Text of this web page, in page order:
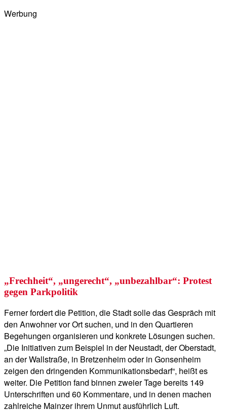
Werbung
„Frechheit“, „ungerecht“, „unbezahlbar“: Protest
gegen Parkpolitik
Ferner fordert die Petition, die Stadt solle das Gespräch mit
den Anwohner vor Ort suchen, und in den Quartieren
Begehungen organisieren und konkrete Lösungen suchen.
„Die Initiativen zum Beispiel in der Neustadt, der Oberstadt,
an der Wallstraße, in Bretzenheim oder in Gonsenheim
zeigen den dringenden Kommunikationsbedarf“, heißt es
weiter. Die Petition fand binnen zweier Tage bereits 149
Unterschriften und 60 Kommentare, und in denen machen
zahlreiche Mainzer ihrem Unmut ausführlich Luft.